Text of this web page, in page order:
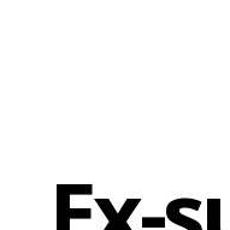
presença